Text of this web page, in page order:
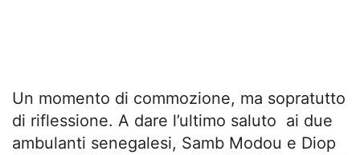
Un momento di commozione, ma sopratutto
di riflessione. A dare l’ultimo saluto ai due
ambulanti senegalesi, Samb Modou e Diop